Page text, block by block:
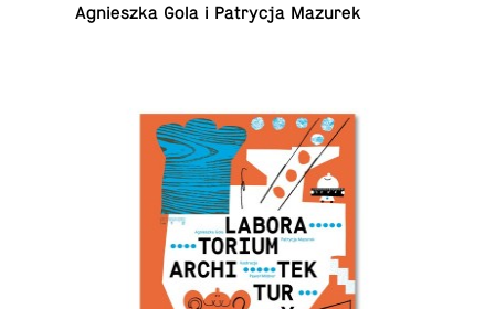
Ag­nieszka Gola i Pa­trycja Mazurek